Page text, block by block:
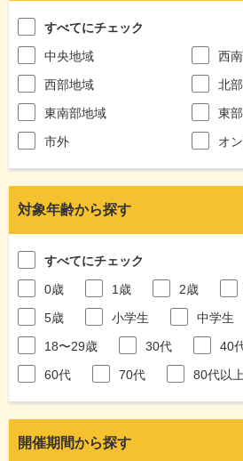
すべてにチェック
中央地域
西
西部地域
北
東南部地域
東
市外
オ
対象年齢から探す
すべてにチェック
0歳
1歳 2歳
5歳
小学生 中学生
18〜29歳
30代 40
60代
70代 80代以上
開催期間から探す